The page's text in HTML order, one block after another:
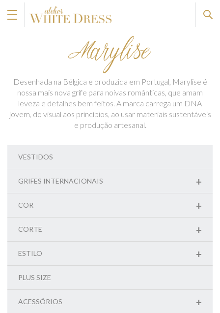
Marylise
Desenhada na Bélgica e produzida em Portugal, Marylise é
nossa mais nova grife para noivas românticas, que amam
leveza e detalhes bem feitos. A marca carrega um DNA
jovem, do visual aos princípios, ao usar materiais sustentáveis
e produção artesanal.
VESTIDOS
+
GRIFES INTERNACIONAIS
+
COR
+
CORTE
+
ESTILO
PLUS SIZE
+
ACESSÓRIOS